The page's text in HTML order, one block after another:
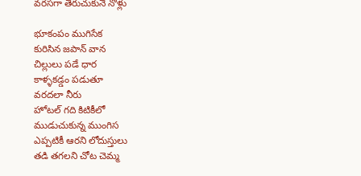
వరసగా తెరుచుకునే నోళ్లు
భూకంపం ముగిసేక
కురిసిన జపాన్ వాన
చిల్లులు పడే ధార
కాళ్ళకడ్డం పడుతూ
వరదలా నీరు
హోటల్ గది కిటికీలో
ముడుచుకున్న ముంగిస
ఎప్పటికీ ఆరని లోదుస్తులు
తడి తగలని చోట చెమ్మ